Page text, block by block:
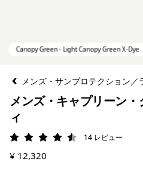
メンズ・サンプロテクション／
メンズ・キャプリーン
ィ
評価: 4.5 / 5
14 レビュー
¥ 12,320